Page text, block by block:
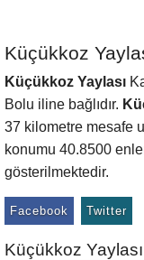
Küçükkoz
Küçükkoz Yaylası
Bolu iline bağlıdır.
37 kilometre mesafe
konumu 40.8500
gösterilmektedir.
Facebook Twitter
Küçükkoz